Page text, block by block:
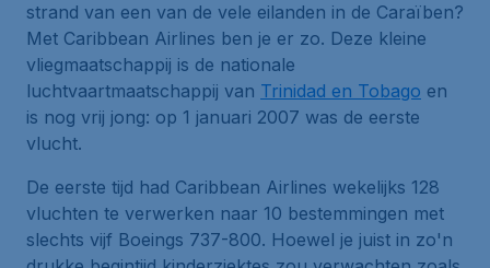
strand van een van de vele eilanden in de Caraïben?
Met Caribbean Airlines ben je er zo. Deze kleine
vliegmaatschappij is de nationale
luchtvaartmaatschappij van Trinidad en Tobago en
is nog vrij jong: op 1 januari 2007 was de eerste
vlucht.
De eerste tijd had Caribbean Airlines wekelijks 128
vluchten te verwerken naar 10 bestemmingen met
slechts vijf Boeings 737-800. Hoewel je juist in zo'n